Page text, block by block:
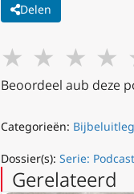
Delen
★ ★ ★ ★
Beoordeel aub deze
Categorieën: Bijbeluitleg
Dossier(s): Serie:
Gerelateerd